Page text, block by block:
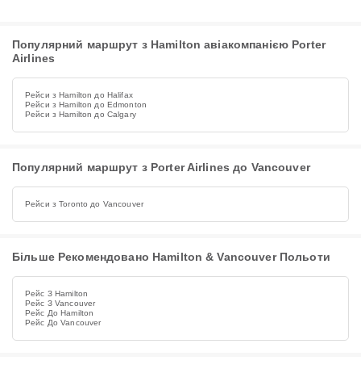
Популярний маршрут з Hamilton авіакомпанією Porter
Airlines
Рейси з Hamilton до Halifax
Рейси з Hamilton до Edmonton
Рейси з Hamilton до Calgary
Популярний маршрут з Porter Airlines до Vancouver
Рейси з Toronto до Vancouver
Більше Рекомендовано Hamilton & Vancouver Польоти
Рейс З Hamilton
Рейс З Vancouver
Рейс До Hamilton
Рейс До Vancouver